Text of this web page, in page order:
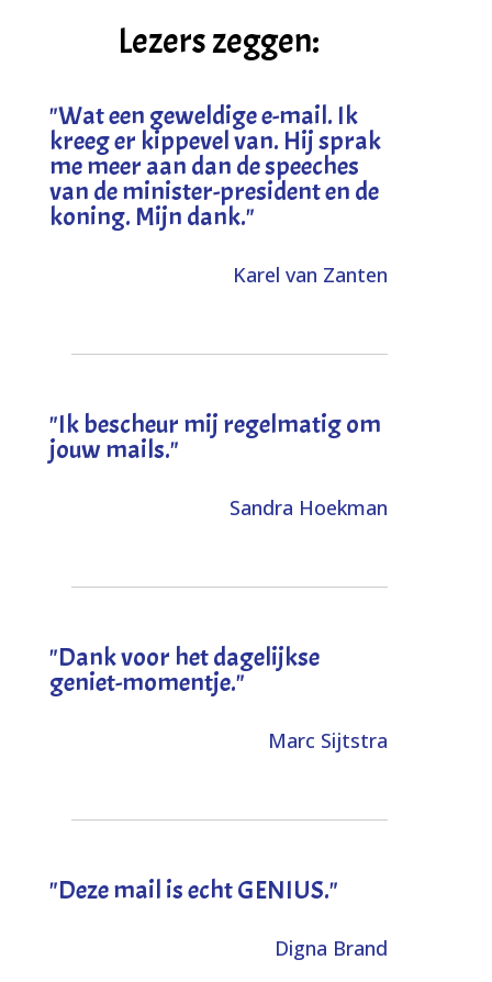
Lezers zeggen:
"Wat een geweldige e-mail. Ik
kreeg er kippevel van. Hij sprak
me meer aan dan de speeches
van de minister-president en de
koning. Mijn dank."
Karel van Zanten
"Ik bescheur mij regelmatig om
jouw mails."
Sandra Hoekman
"Dank voor het dagelijkse
geniet-momentje."
Marc Sijtstra
"Deze mail is echt GENIUS."
Digna Brand